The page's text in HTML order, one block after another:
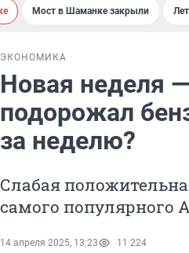
Мост в Шаманке закрыли
ЭКОНОМИКА
Новая неделя
подорожал
за неделю?
Слабая
самого популярного
14 апреля 2025, 13:23 11 224